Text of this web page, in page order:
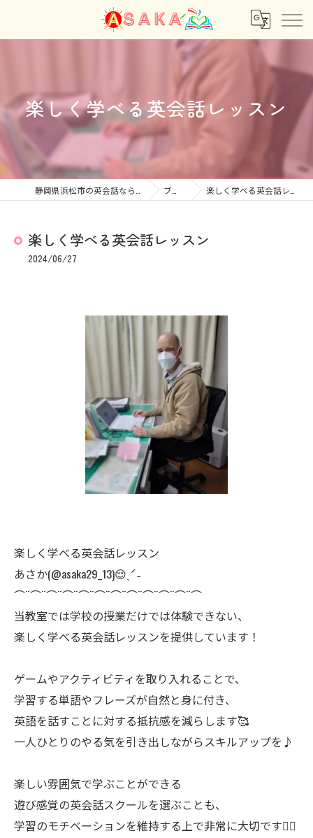
楽しく学べる英会話レッスン
ブログ 楽しく学べる英会話レッスン
楽しく学べる英会話レッスン
2024/06/27
楽しく学べる英会話レッスン
あさか(@asaka29_13)😌ˎˊ˗
⌒¨⌒¨⌒¨⌒¨⌒¨⌒¨⌒¨⌒¨⌒¨⌒¨⌒¨⌒
当教室では学校の授業だけでは体験できない、
楽しく学べる英会話レッスンを提供しています！
ゲームやアクティビティを取り入れることで、
学習する単語やフレーズが自然と身に付き、
英語を話すことに対する抵抗感を減らします🥰
一人ひとりのやる気を引き出しながらスキルアップを♪
楽しい雰囲気で学ぶことができる
遊び感覚の英会話スクールを選ぶことも、
学習のモチベーションを維持する上で非常に大切です❤️‍🔥